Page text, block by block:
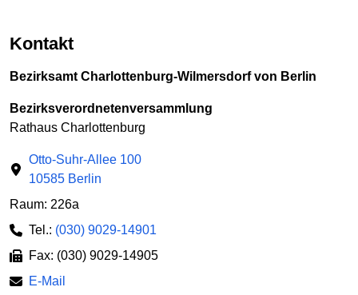
Kontakt
Bezirksamt Charlottenburg-Wilmersdorf von Berlin
Bezirksverordnetenversammlung
Rathaus Charlottenburg
Otto-Suhr-Allee 100
10585 Berlin
Raum: 226a
Tel.: (030) 9029-14901
Fax: (030) 9029-14905
E-Mail